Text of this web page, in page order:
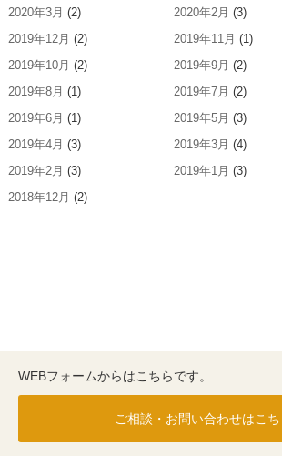
2020年3月 (2) 2020年2月 (3)
2019年12月 (2) 2019年11月 (1)
2019年10月 (2) 2019年9月 (2)
2019年8月 (1) 2019年7月 (2)
2019年6月 (1) 2019年5月 (3)
2019年4月 (3) 2019年3月 (4)
2019年2月 (3) 2019年1月 (3)
2018年12月 (2)
WEBフォームからはこちらです。
ご相談・お問い合わせはこち